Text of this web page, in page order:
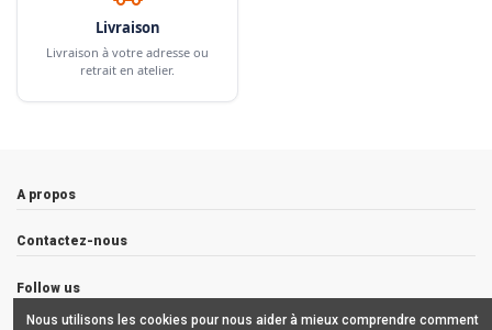
Livraison
Livraison à votre adresse ou
retrait en atelier.
A propos
Contactez-nous
Follow us
Nous utilisons les cookies pour nous aider à mieux comprendre comment